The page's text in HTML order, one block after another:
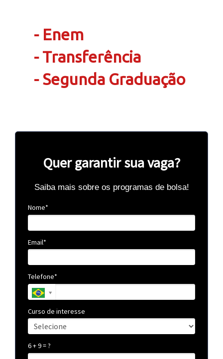
- Enem
- Transferência
- Segunda Graduação
Quer garantir sua vaga?
Saiba mais sobre os programas de bolsa!
Nome*
Email*
Telefone*
Curso de interesse
6 + 9 = ?